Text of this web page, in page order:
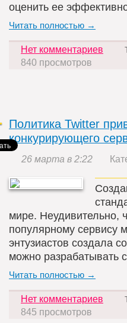
оценить ее
Читать полностью →
Нет комментариев
840 просмотров
Политика Twitter
конкурирующего
26 марта в 2:22
мире. Неудивительно,
популярному сервису
энтузиастов создала
можно разрабатывать
Читать полностью →
Нет комментариев
845 просмотров